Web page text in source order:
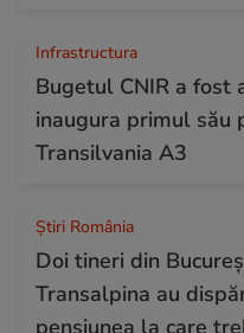
Infrastructura
Bugetul CNIR a fost
inaugura primul său
Transilvania A3
Știri România
Doi tineri din
Transalpina au
pensiunea la care